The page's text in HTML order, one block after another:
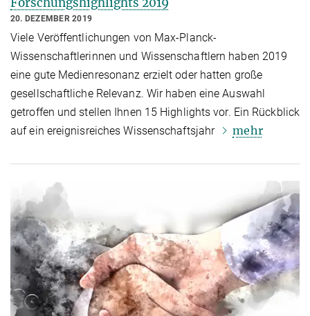
20. DEZEMBER 2019
Viele Veröffentlichungen von Max-Planck-
Wissenschaftlerinnen und Wissenschaftlern haben 2019
eine gute Medienresonanz erzielt oder hatten große
gesellschaftliche Relevanz. Wir haben eine Auswahl
getroffen und stellen Ihnen 15 Highlights vor. Ein Rückblick
auf ein ereignisreiches Wissenschaftsjahr
mehr